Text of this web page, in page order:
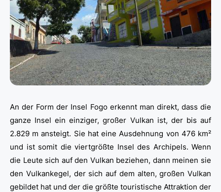
An der Form der Insel Fogo erkennt man direkt, dass die
ganze Insel ein einziger, großer Vulkan ist, der bis auf
2.829 m ansteigt. Sie hat eine Ausdehnung von 476 km²
und ist somit die viertgrößte Insel des Archipels. Wenn
die Leute sich auf den Vulkan beziehen, dann meinen sie
den Vulkankegel, der sich auf dem alten, großen Vulkan
gebildet hat und der die größte touristische Attraktion der